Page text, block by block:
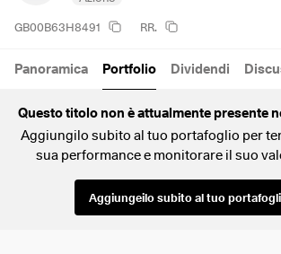
GB00B63H8491 RR.
Panoramica Portfolio Dividendi
Questo titolo non è attualmente presente
Aggiungilo subito al tuo portafoglio per
sua performance e monitorare il suo
Aggiungeilo subito al tuo